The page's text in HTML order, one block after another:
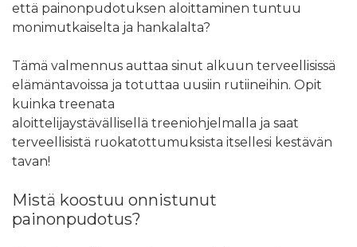
että painonpudotuksen aloittaminen tuntuu
monimutkaiselta ja hankalalta?
Tämä valmennus auttaa sinut alkuun terveellisissä
elämäntavoissa ja totuttaa uusiin rutiineihin. Opit
kuinka treenata
aloittelijaystävällisellä treeniohjelmalla ja saat
terveellisistä ruokatottumuksista itsellesi kestävän
tavan!
Mistä koostuu onnistunut
painonpudotus?